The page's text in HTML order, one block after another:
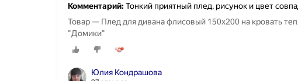
Комментарий:Тонкий приятный плед, рисунок и цвет
Товар — Плед для дивана флисовый 150х200 на кровать
"Домики"
Юлия Кондрашова